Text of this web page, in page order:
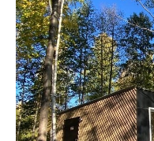
*Instagram
Meta
Platforms💧Inc. запрещено
на территории России